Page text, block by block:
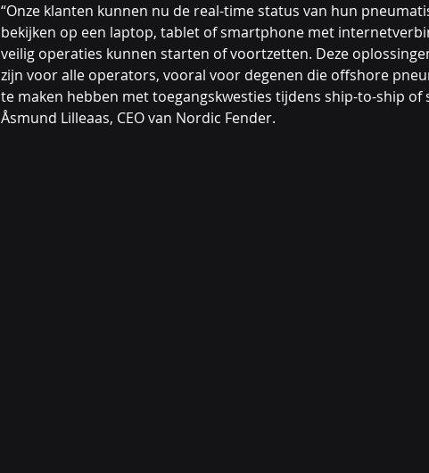
“Onze klanten kunnen nu de real-time status van hun
bekijken op een laptop, tablet of smartphone met
veilig operaties kunnen starten of voortzetten. Deze
zijn voor alle operators, vooral voor degenen die offshore
te maken hebben met toegangskwesties tijdens ship-to-ship of
Åsmund Lilleaas, CEO van Nordic Fender.